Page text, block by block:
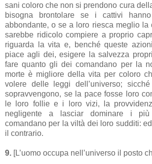
sani coloro che non si prendono cura
bisogna brontolare se i cattivi
abbondante, o se a loro riesca meglio la
sarebbe ridicolo compiere a proprio
riguarda la vita e, benché queste
piace agli dei, esigere la salvezza
fare quanto gli dei comandano per la
morte è migliore della vita per coloro
volere delle leggi dell’universo;
sopravvengono, se la pace fosse loro
le loro follie e i loro vizi, la
negligente a lasciar dominare i
comandano per la viltà dei loro sudditi:
il contrario.
9. [L’uomo occupa nell’universo il posto